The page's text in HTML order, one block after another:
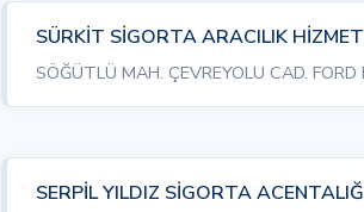
SÜRKİT SİGORTA ARACILIK
SÖĞÜTLÜ MAH. ÇEVREYOLU CAD.
SERPİL YILDIZ SİGORTA